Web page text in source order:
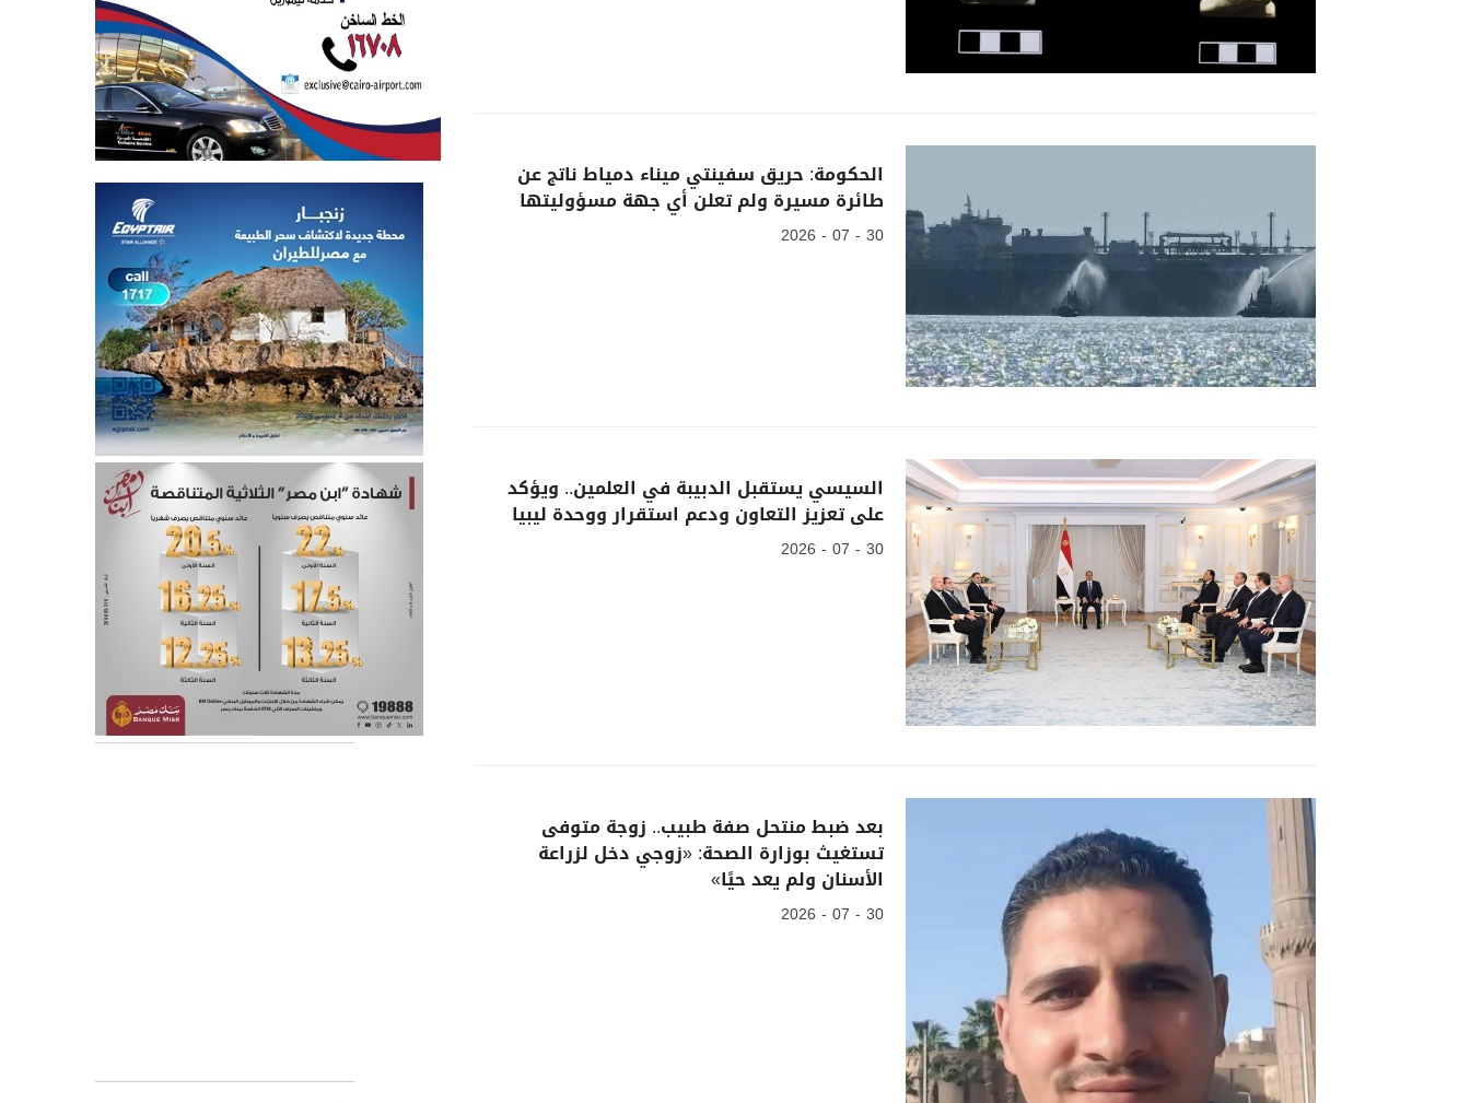
الحكومة: حريق سفينتي ميناء دمياط ناتج عن
طائرة مسيرة ولم تعلن أي جهة مسؤوليتها
30 - 07 - 2026
السيسي يستقبل الدبيبة في العلمين.. ويؤكد
على تعزيز التعاون ودعم استقرار ووحدة ليبيا
30 - 07 - 2026
بعد ضبط منتحل صفة طبيب.. زوجة متوفى
تستغيث بوزارة الصحة: «زوجي دخل لزراعة
الأسنان ولم يعد حيًا»
30 - 07 - 2026